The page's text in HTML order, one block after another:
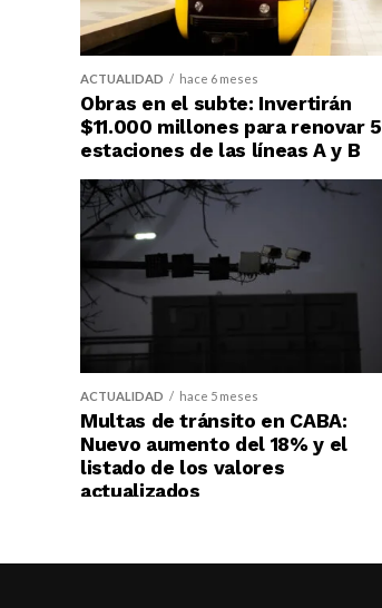
ACTUALIDAD hace 6 meses
Obras en el subte: Invertirán
$11.000 millones para renovar 5
estaciones de las líneas A y B
ACTUALIDAD hace 5 meses
Multas de tránsito en CABA:
Nuevo aumento del 18% y el
listado de los valores
actualizados